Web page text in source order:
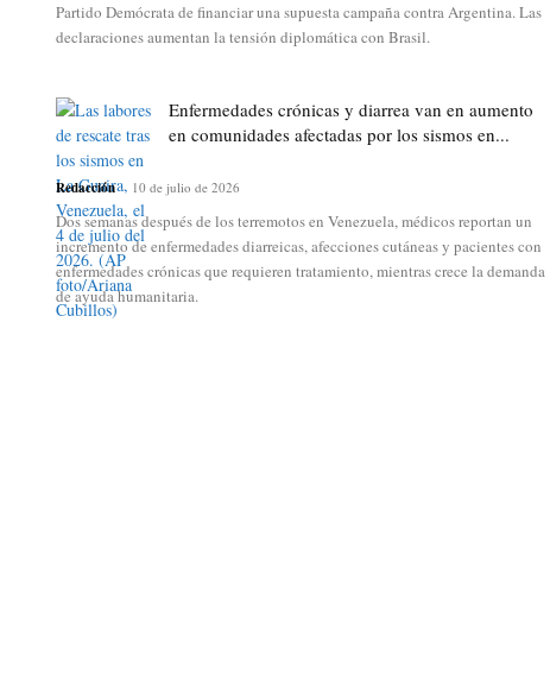
Partido Demócrata de financiar una supuesta campaña contra Argentina. Las
declaraciones aumentan la tensión diplomática con Brasil.
Enfermedades crónicas y diarrea van en aumento
en comunidades afectadas por los sismos en...
Redacción - 10 de julio de 2026
Dos semanas después de los terremotos en Venezuela, médicos reportan un
incremento de enfermedades diarreicas, afecciones cutáneas y pacientes con
enfermedades crónicas que requieren tratamiento, mientras crece la demanda
de ayuda humanitaria.